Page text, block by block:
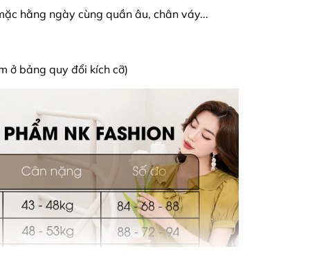
hằng ngày cùng quần âu, chân váy...
ở bảng quy đổi kích cỡ)